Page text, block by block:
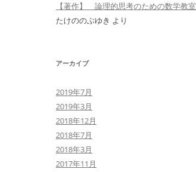
【著作】 論理的思考のための数学教室
たけののぶゆき より
アーカイブ
2019年7月
2019年3月
2018年12月
2018年7月
2018年3月
2017年11月